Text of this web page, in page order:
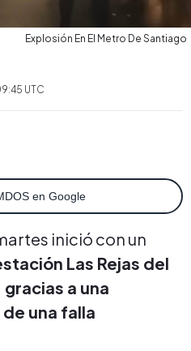
Explosión En El Metro De Santiago
UTC
en Google
inició con un
Las Rejas del
a una
una falla